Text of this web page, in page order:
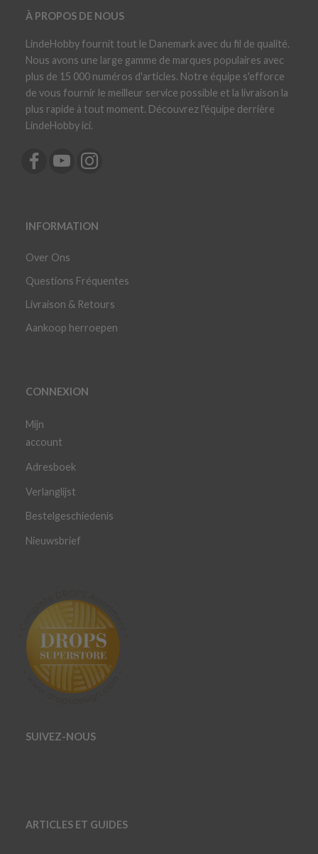
À PROPOS DE NOUS
LindeHobby fournit tout le Danemark avec du fil de qualité.
Nous avons une large gamme de marques populaires avec
plus de 15 000 numéros d'articles. Notre équipe s'efforce
de vous fournir le meilleur service possible et la livraison la
plus rapide à tout moment. Découvrez l'équipe derrière
LindeHobby ici.
INFORMATION
Over Ons
Questions Fréquentes
Livraison & Retours
Aankoop herroepen
CONNEXION
Mijn
account
Adresboek
Verlanglijst
Bestelgeschiedenis
Nieuwsbrief
SUIVEZ-NOUS
ARTICLES ET GUIDES